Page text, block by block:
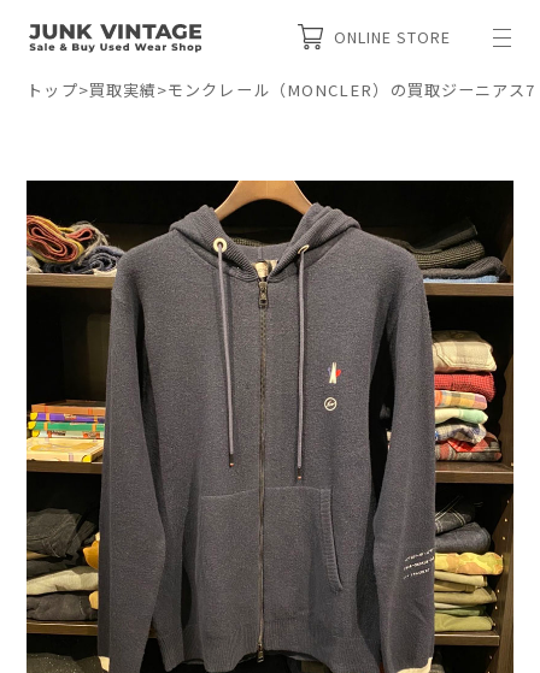
ONLINE STORE
トップ>買取実績>モンクレール（MONCLER）の買取ジーニアス